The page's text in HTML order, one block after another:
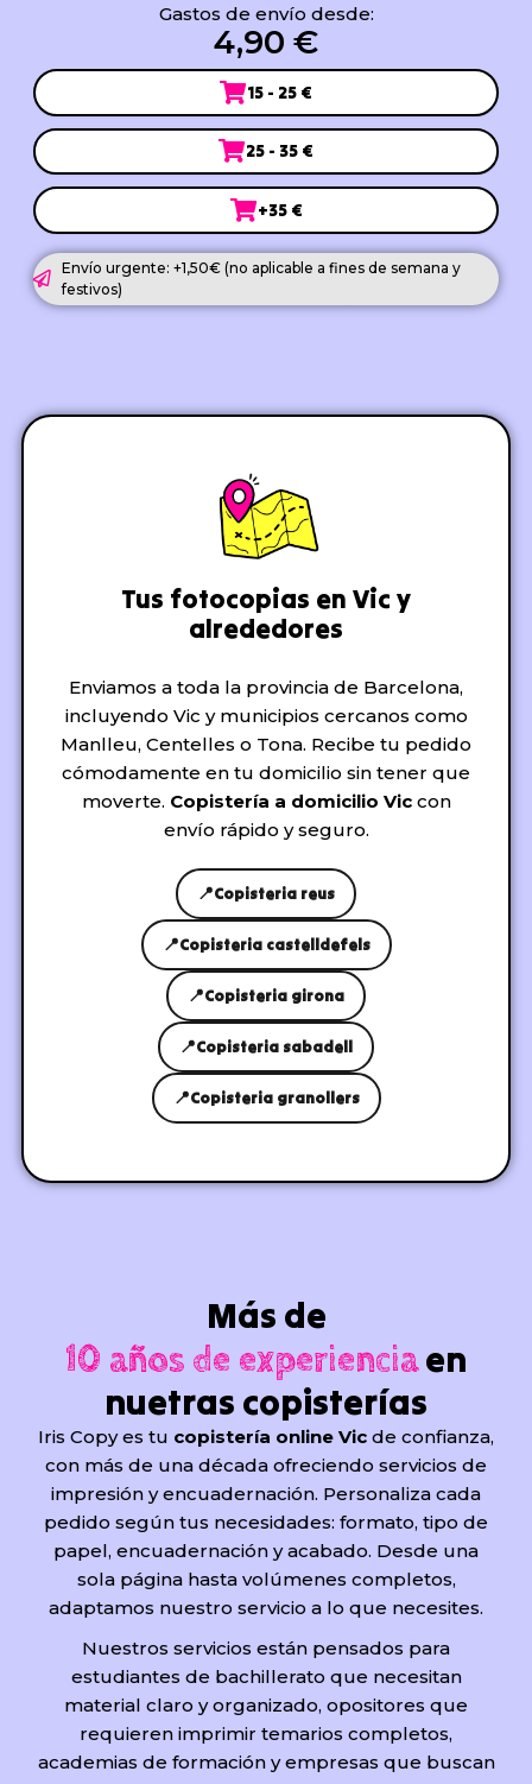
15 - 25 €
25 - 35 €
+35 €
Gastos de envío desde:
4,90 €
Envío urgente: +1,50€ (no aplicable a fines de semana y
festivos)
Tus fotocopias en Vic y
alrededores
Enviamos a toda la provincia de Barcelona,
incluyendo Vic y municipios cercanos como
Manlleu, Centelles o Tona. Recibe tu pedido
cómodamente en tu domicilio sin tener que
moverte. Copistería a domicilio Viccon
envío rápido y seguro.
📍Copisteria reus
📍Copisteria castelldefels
📍Copisteria girona
📍Copisteria sabadell
📍Copisteria granollers
Más de
10 años de experiencia en
nuetras copisterías
Iris Copy es tu copistería online Vic de confianza,
con más de una década ofreciendo servicios de
impresión y encuadernación. Personaliza cada
pedido según tus necesidades: formato, tipo de
papel, encuadernación y acabado. Desde una
sola página hasta volúmenes completos,
adaptamos nuestro servicio a lo que necesites.
Nuestros servicios están pensados para
estudiantes de bachillerato que necesitan
material claro y organizado, opositores que
requieren imprimir temarios completos,
academias de formación y empresas que buscan